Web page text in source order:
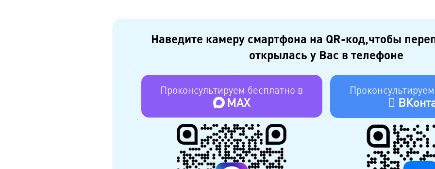
Наведите камеру смартфона на QR-код,чтобы
открылась у Вас в телефоне
Проконсультируем бесплатно в
MAX